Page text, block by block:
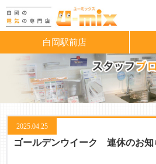
白岡駅前店
2025.04.25
ゴールデンウイーク 連休のお知